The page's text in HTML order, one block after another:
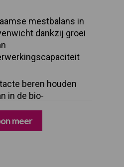
mestbalans in
dankzij groei
beren houden
in de bio-
moet alles kloppen
meer